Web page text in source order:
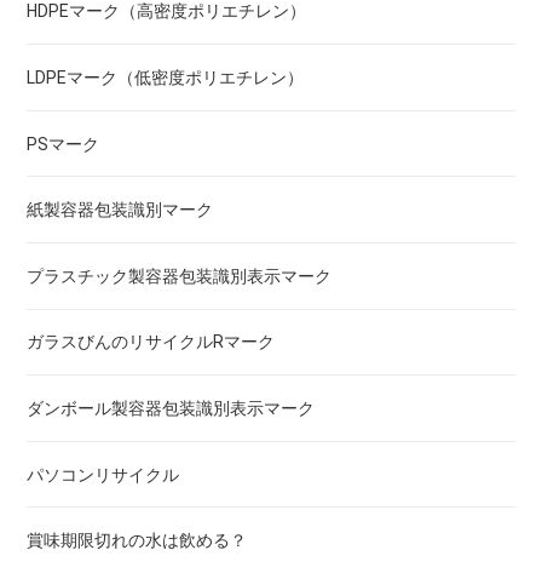
HDPEマーク（高密度ポリエチレン）
LDPEマーク（低密度ポリエチレン）
PSマーク
紙製容器包装識別マーク
プラスチック製容器包装識別表示マーク
ガラスびんのリサイクルRマーク
ダンボール製容器包装識別表示マーク
パソコンリサイクル
賞味期限切れの水は飲める？